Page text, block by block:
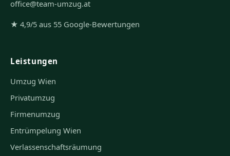
office@team-umzug.at
★ 4,9/5 aus 55 Google-Bewertungen
Leistungen
Umzug Wien
Privatumzug
Firmenumzug
Entrümpelung Wien
Verlassenschaftsräumung